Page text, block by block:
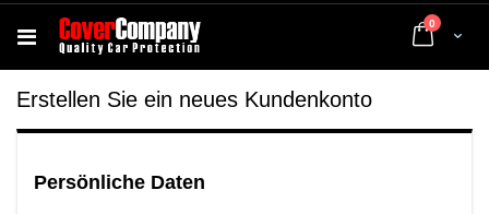
Cart
0 Artikel
Erstellen Sie ein neues Kundenkonto
Persönliche Daten